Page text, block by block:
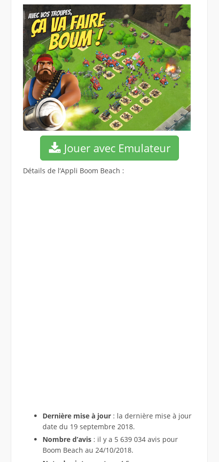
Jouer avec Emulateur
Détails de l’Appli Boom Beach :
Dernière mise à jour: la dernière mise à jour
date du 19 septembre 2018.
Nombre d’avis: il y a 5 639 034 avis pour
Boom Beach au 24/10/2018.